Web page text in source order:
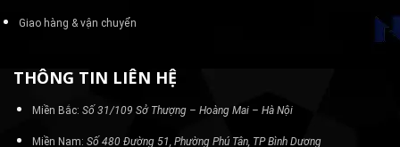
Giao hàng & vận chuyển
THÔNG TIN LIÊN HỆ
Miền Bắc: Số 31/109 Sở Thượng – Hoàng Mai – Hà Nội
Miền Nam: Số 480 Đường 51, Phường Phú Tân, TP Bình Dương